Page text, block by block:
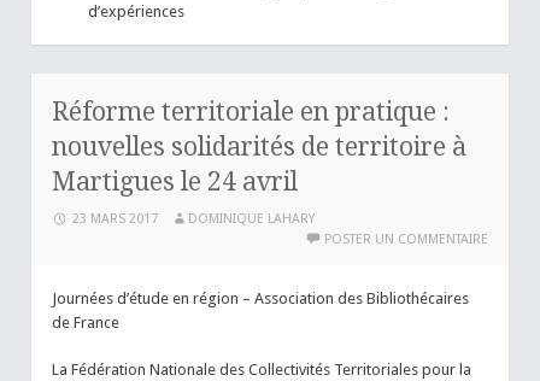
d’expériences
Réforme territoriale en pratique :
nouvelles solidarités de territoire à
Martigues le 24 avril
23 MARS 2017
DOMINIQUE LAHARY
POSTER UN COMMENTAIRE
Journées d’étude en région – Association des Bibliothécaires
de France
La Fédération Nationale des Collectivités Territoriales pour la